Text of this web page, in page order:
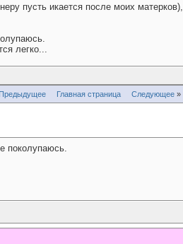
пусть икается после моих матерков),
легко...
Предыдущее Главная страница Следующее»
поколупаюсь.